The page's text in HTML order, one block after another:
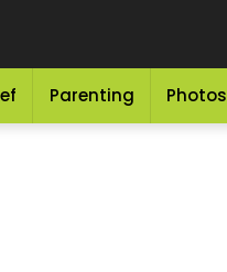
Parenting Photos